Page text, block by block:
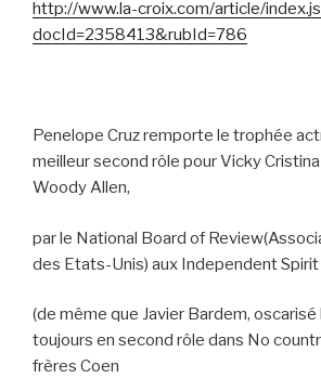
http://www.la-croix.com/article/
docId=2358413&rubId=786
Penelope Cruz remporte le trophée
meilleur second rôle pour Vicky
Woody Allen,
par le National Board of
des Etats-Unis) aux Independent
(de même que Javier Bardem, oscarisé
toujours en second rôle dans No
frères Coen